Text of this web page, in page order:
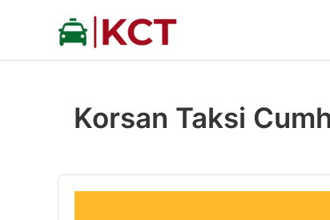
Korsan Taksi